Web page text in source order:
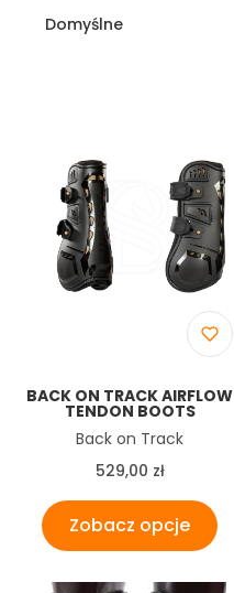
Domyślne
BACK ON TRACK AIRFLOW
TENDON BOOTS
Producent
Back on Track
Cena
529,00 zł
Zobacz opcje